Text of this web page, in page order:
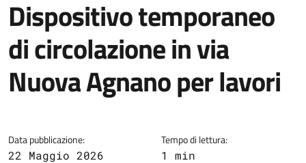
Dispositivo temporaneo
di circolazione in via
Nuova Agnano per lavori
Data pubblicazione:
22 Maggio 2026
Tempo di lettura:
1 min